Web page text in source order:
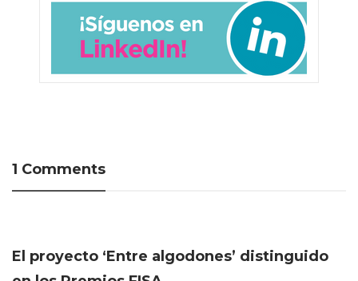
1 Comments
El proyecto ‘Entre algodones’ distinguido